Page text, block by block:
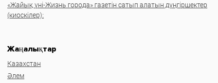
«Жайық үні-Жизнь города» газетін сатып алатын дүңгіршектер
(киоскілер):
Жаңалықтар
Казахстан
Әлем